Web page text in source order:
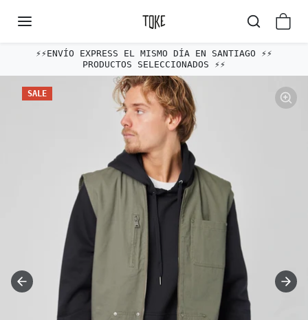
⚡️⚡️ENVÍO EXPRESS EL MISMO DÍA EN SANTIAGO ⚡️⚡️
PRODUCTOS SELECCIONADOS ⚡️⚡️
Omitir e ir a la información del producto
SALE